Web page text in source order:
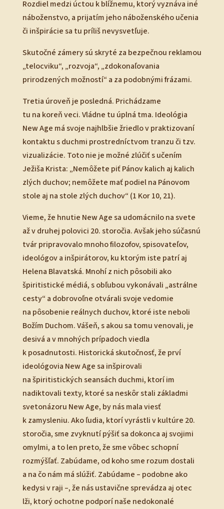
Rozdiel medzi úctou k blížnemu, ktorý vyznáva iné
náboženstvo, a prijatím jeho náboženského učenia
či inšpirácie sa tu príliš nevysvetľuje.
Skutočné zámery sú skryté za bezpečnou reklamou
„telocviku“, „rozvoja“, „zdokonaľovania
prirodzených možností“ a za podobnými frázami.
Tretia úroveň je posledná. Prichádzame
tu na koreň veci. Vládne tu úplná tma. Ideológia
New Age má svoje najhlbšie žriedlo v praktizovaní
kontaktu s duchmi prostredníctvom tranzu či tzv.
vizualizácie. Toto nie je možné zlúčiť s učením
Ježiša Krista: „Nemôžete piť Pánov kalich aj kalich
zlých duchov; nemôžete mať podiel na Pánovom
stole aj na stole zlých duchov“ (1 Kor 10, 21).
Vieme, že hnutie New Age sa udomácnilo na svete
až v druhej polovici 20. storočia. Avšak jeho súčasnú
tvár pripravovalo mnoho filozofov, spisovateľov,
ideológov a inšpirátorov, ku ktorým iste patrí aj
Helena Blavatská. Mnohí z nich pôsobili ako
špiritistické médiá, s obľubou vykonávali „astrálne
cesty“ a dobrovoľne otvárali svoje vedomie
na pôsobenie reálnych duchov, ktoré iste neboli
Božím Duchom. Vášeň, s akou sa tomu venovali, je
desivá a v mnohých prípadoch viedla
k posadnutosti. Historická skutočnosť, že prví
ideológovia New Age sa inšpirovali
na špiritistických seansách duchmi, ktorí im
nadiktovali texty, ktoré sa neskôr stali základmi
svetonázoru New Age, by nás mala viesť
k zamysleniu. Ako ľudia, ktorí vyrástli v kultúre 20.
storočia, sme zvyknutí pýšiť sa dokonca aj svojimi
omylmi, a to len preto, že sme vôbec schopní
rozmýšľať. Zabúdame, od koho sme rozum dostali
a na čo nám má slúžiť. Zabúdame – podobne ako
kedysi v raji –, že nás ustavične sprevádza aj otec
lži, ktorý ochotne podporí naše nedokonalé